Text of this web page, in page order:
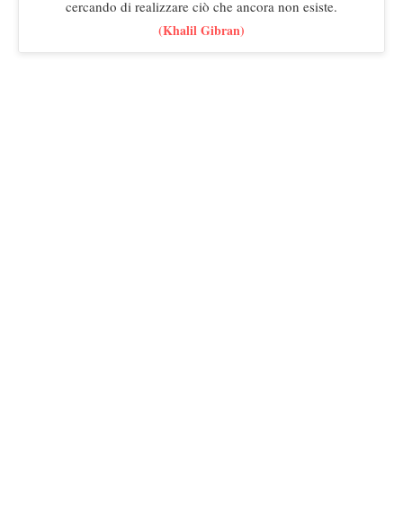
cercando di realizzare ciò che ancora non esiste.
(Khalil Gibran)